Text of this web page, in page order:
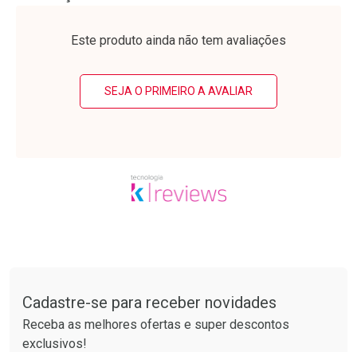
Laboratório
Por R$ 37,25/cada
Por Menos Laboratório
Por R$ 37,25/cada
Por Menos
Este produto ainda não tem avaliações
SEJA O PRIMEIRO A AVALIAR
Cadastre-se para receber novidades
Receba as melhores ofertas e super descontos
exclusivos!